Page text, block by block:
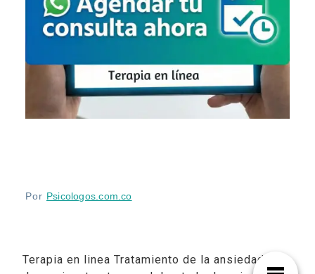
Por Psicologos.com.co
Terapia en linea Tratamiento de la ansiedad,